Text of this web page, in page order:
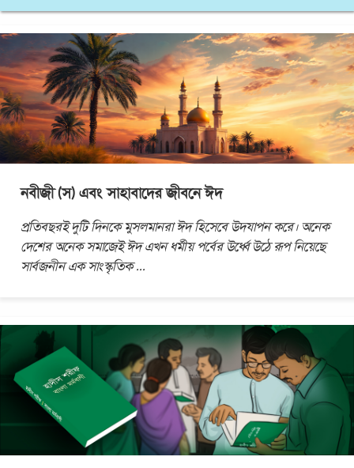
নবীজী (স) এবং সাহাবাদের জীবনে ঈদ
প্রতিবছরই দুটি দিনকে মুসলমানরা ঈদ হিসেবে উদযাপন করে। অনেক
দেশের অনেক সমাজেই ঈদ এখন ধর্মীয় পর্বের উর্ধ্বে উঠে রূপ নিয়েছে
সার্বজনীন এক সাংস্কৃতিক...